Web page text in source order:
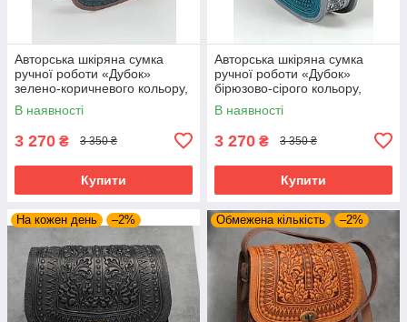
Авторська шкіряна сумка
ручної роботи «Дубок»
зелено-коричневого кольору,
25×26×10 см
В наявності
3 270 ₴ 3 350 ₴
Купити
Авторська шкіряна сумка
ручної роботи «Дубок»
бірюзово-сірого кольору,
25×26×10 см
В наявності
3 270 ₴ 3 350 ₴
Купити
На кожен день –2% Обмежена кількість –2%